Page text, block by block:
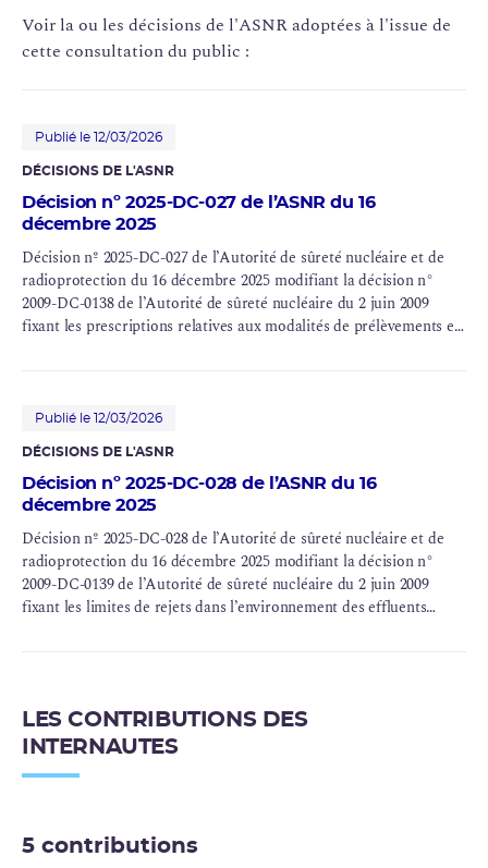
Voir la ou les décisions de l'ASNR adoptées à l'issue de
cette consultation du public :
Publié le 12/03/2026
DÉCISIONS DE L'ASNR
Décision nº 2025-DC-027 de l’ASNR du 16
décembre 2025
Décision nº 2025-DC-027 de l’Autorité de sûreté nucléaire et de
radioprotection du 16 décembre 2025 modifiant la décision n°
2009-DC-0138 de l’Autorité de sûreté nucléaire du 2 juin 2009
fixant les prescriptions relatives aux modalités de prélèvements et
commune de Civaux (département de la Vienne)
Publié le 12/03/2026
DÉCISIONS DE L'ASNR
Décision nº 2025-DC-028 de l’ASNR du 16
décembre 2025
Décision nº 2025-DC-028 de l’Autorité de sûreté nucléaire et de
radioprotection du 16 décembre 2025 modifiant la décision n°
2009-DC-0139 de l’Autorité de sûreté nucléaire du 2 juin 2009
fixant les limites de rejets dans l’environnement des effluents
LES CONTRIBUTIONS DES
INTERNAUTES
5 contributions